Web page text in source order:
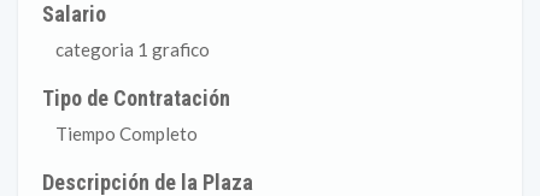
Salario
categoria 1 grafico
Tipo de Contratación
Tiempo Completo
Descripción de la Plaza